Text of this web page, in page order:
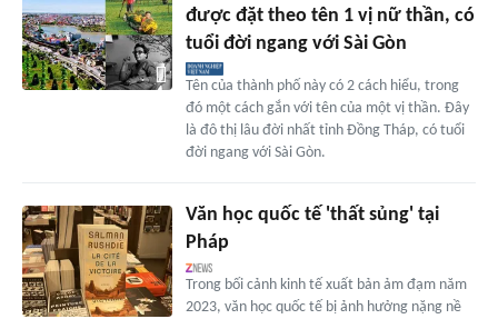
được đặt theo tên 1 vị nữ thần, có
tuổi đời ngang với Sài Gòn
Tên của thành phố này có 2 cách hiểu, trong
đó một cách gắn với tên của một vị thần. Đây
là đô thị lâu đời nhất tỉnh Đồng Tháp, có tuổi
đời ngang với Sài Gòn.
Văn học quốc tế 'thất sủng' tại
Pháp
Trong bối cảnh kinh tế xuất bản ảm đạm năm
2023, văn học quốc tế bị ảnh hưởng nặng nề